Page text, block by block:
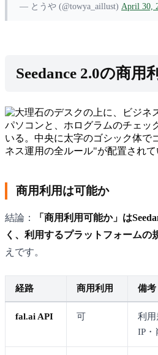
— とうや (@towya_aillust) April 30,
Seedance 2.0の商用
商用利用は可能か
結論：
「商用利用可能か」は
く、利用するプラットフォームの
えです。
経路 商用利用 備考
fal.ai API 可
利用
IP・